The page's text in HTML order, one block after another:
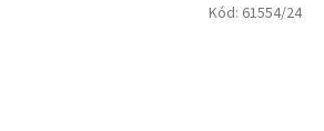
Kód: 61554/24